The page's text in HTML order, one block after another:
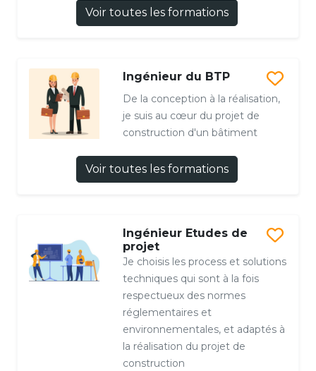
Voir toutes les formations
Ingénieur du BTP
De la conception à la réalisation,
je suis au cœur du projet de
construction d'un bâtiment
Voir toutes les formations
Ingénieur Etudes de
projet
Je choisis les process et solutions
techniques qui sont à la fois
respectueux des normes
réglementaires et
environnementales, et adaptés à
la réalisation du projet de
construction